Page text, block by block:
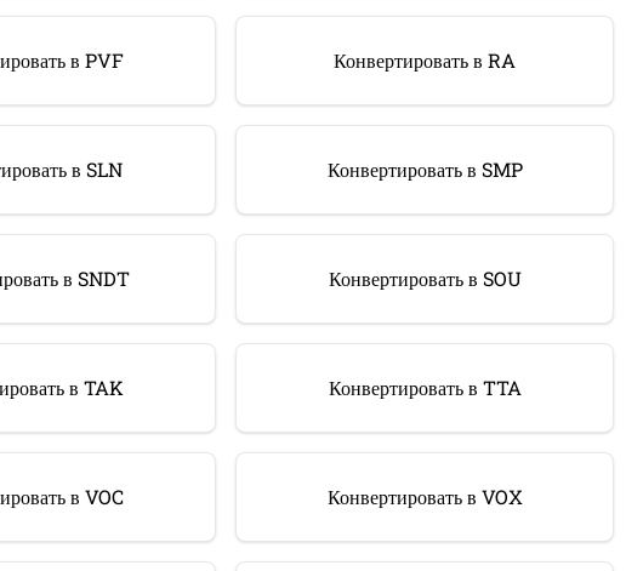
в PVF Конвертировать в RA
в SLN Конвертировать в SMP
в SNDT Конвертировать в SOU
в TAK Конвертировать в TTA
в VOC Конвертировать в VOX